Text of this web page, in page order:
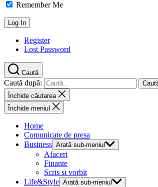
Remember Me
Register
Lost Password
Caută
Caută după:
Închide căutarea
Închide meniul
Home
Comunicate de presa
Business Arată sub-meniul
Afaceri
Finante
Scris si vorbit
Life&Style Arată sub-meniul